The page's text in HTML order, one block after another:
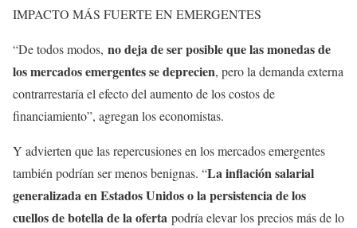
IMPACTO MÁS FUERTE EN EMERGENTES
“De todos modos, no deja de ser posible que las monedas de
los mercados emergentes se deprecien, pero la demanda externa
contrarrestaría el efecto del aumento de los costos de
financiamiento”, agregan los economistas.
Y advierten que las repercusiones en los mercados emergentes
también podrían ser menos benignas. “La inflación salarial
generalizada en Estados Unidos o la persistencia de los
cuellos de botella de la oferta podría elevar los precios más de lo